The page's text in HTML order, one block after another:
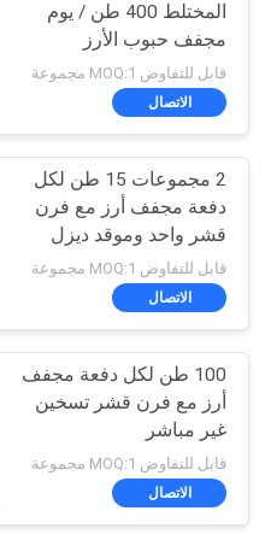
المختلط 400 طن / يوم
مجفف حبوب الأرز
قابل للتفاوض MOQ:1 مجموعة
الاتصال
2 مجموعات 15 طن لكل
دفعة مجفف أرز مع فرن
قشر واحد وموقد ديزل
قابل للتفاوض MOQ:1 مجموعة
الاتصال
100 طن لكل دفعة مجفف
أرز مع فرن قشر تسخين
غير مباشر
قابل للتفاوض MOQ:1 مجموعة
الاتصال